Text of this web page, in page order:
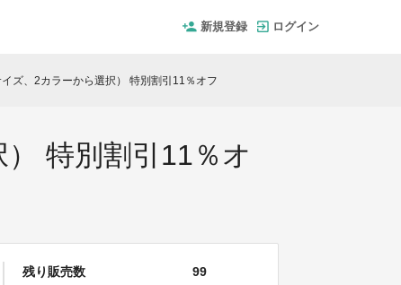
新規登録 ログイン
イズ、2カラーから選択） 特別割引11％オフ
特別割引11％オ
残り販売数 99